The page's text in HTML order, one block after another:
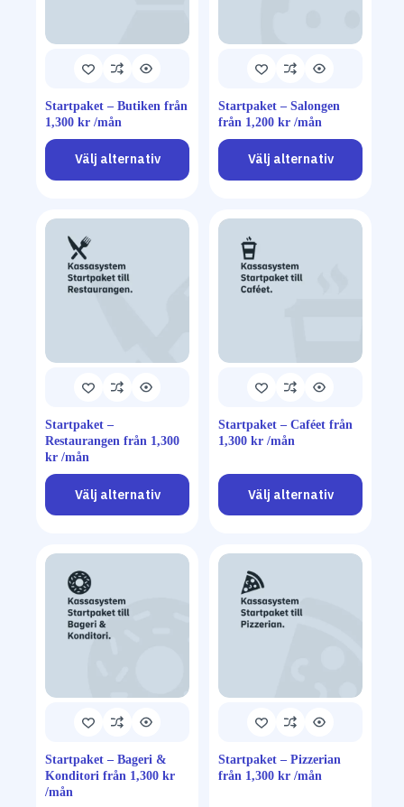
Startpaket – Butiken från
1,300 kr /mån
Välj alternativ
Startpaket – Salongen
från 1,200 kr /mån
Välj alternativ
Startpaket –
Restaurangen från 1,300
kr /mån
Välj alternativ
Startpaket – Caféet från
1,300 kr /mån
Välj alternativ
Startpaket – Bageri &
Konditori från 1,300 kr
/mån
Startpaket – Pizzerian
från 1,300 kr /mån